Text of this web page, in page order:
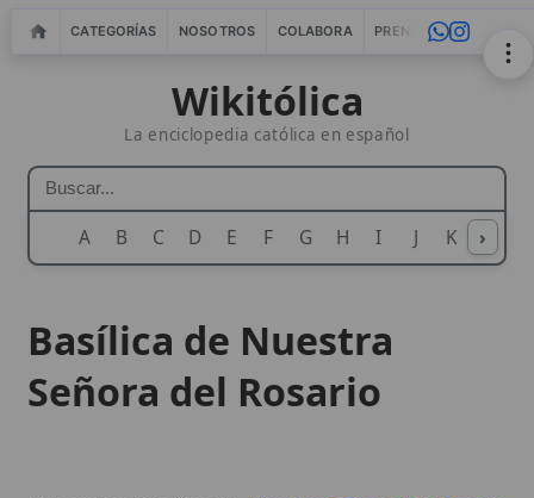
CATEGORÍAS NOSOTROS COLABORA PRENSA WEBMASTERS
Wikitólica
La enciclopedia católica en español
A B C D E F G H I J K L M
›
Señora del Rosario